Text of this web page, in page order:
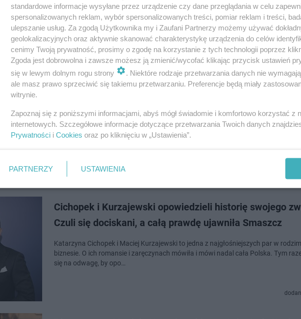
Po odejściu z TVP, Kasia Cichopek i Maciej Kurzajewski zajęli się tworzeniem własnego
projektu. Kilka tygodni temu wystartował ich autorski podcast "Serio?". W jednym
ostatnich odcinków poruszyli …
Cichopek startuje z własnym programem i uderza w
Katarzyna Cichopek i Maciej Kurzajewski są jedną z najgorętszych par polskiego
biznesu. Po tym, jak w 2022 roku aktorka i jej prtner - tancerz Marcin Hakiel ogłosili
Cichopek i Kurzajewski opowiedzieli historię swojego
Czuli się dociskani, a całą prawdę ujawniła Smaszcz
Katarzyna Cichopek i Maciej Kurzajewski to jedna z najgłośniejszych par w
biznesie. O ich romansie i zaręczynach mówiła i mówi nadal cała Polska. Tym
się na odwagę, by opo…
standardowe informacje wysyłane przez urządzenie czy dane przeglądania w celu
spersonalizowanych reklam, wybór spersonalizowanych treści, pomiar reklam i treści,
ulepszanie usług. Za zgodą Użytkownika my i Zaufani Partnerzy możemy używać
geolokalizacyjnych oraz aktywnie skanować charakterystykę urządzenia do celów
cenimy Twoją prywatność, prosimy o zgodę na korzystanie z tych technologii poprzez
Zgoda jest dobrowolna i zawsze możesz ją zmienić/wycofać klikając przycisk ustawień
się w lewym dolnym rogu strony
. Niektóre rodzaje przetwarzania danych nie
ale masz prawo sprzeciwić się takiemu przetwarzaniu. Preferencje będą miały
witrynie.
Zapoznaj się z poniższymi informacjami, abyś mógł świadomie i komfortowo korzystać z
internetowych. Szczegółowe informacje dotyczące przetwarzania Twoich danych
Prywatności i Cookies oraz po kliknięciu w „Ustawienia”.
PARTNERZY USTAWIENIA